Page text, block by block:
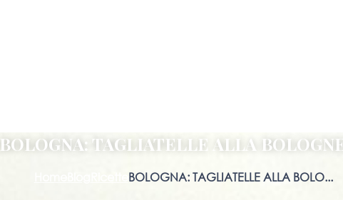
BOLOGNA: TAGLIATELLE ALLA
BOLOGNA: TAGLIATELLE ALLA BOLO...